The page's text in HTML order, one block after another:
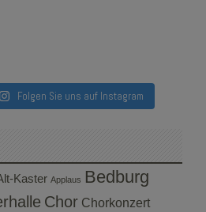
Folgen Sie uns auf Instagram
Kaster Applaus Bedburg
Chor Chorkonzert